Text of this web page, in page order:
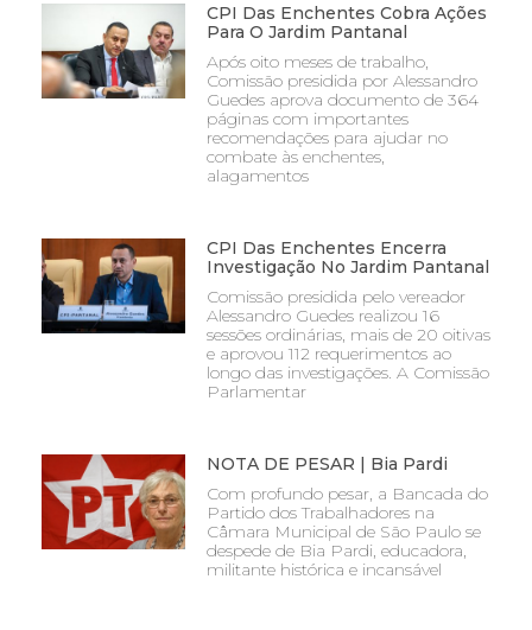
CPI Das Enchentes Cobra Ações
Para O Jardim Pantanal
Após oito meses de trabalho,
Comissão presidida por Alessandro
Guedes aprova documento de 364
páginas com importantes
recomendações para ajudar no
combate às enchentes,
alagamentos
CPI Das Enchentes Encerra
Investigação No Jardim Pantanal
Comissão presidida pelo vereador
Alessandro Guedes realizou 16
sessões ordinárias, mais de 20 oitivas
e aprovou 112 requerimentos ao
longo das investigações. A Comissão
Parlamentar
NOTA DE PESAR | Bia Pardi
Com profundo pesar, a Bancada do
Partido dos Trabalhadores na
Câmara Municipal de São Paulo se
despede de Bia Pardi, educadora,
militante histórica e incansável